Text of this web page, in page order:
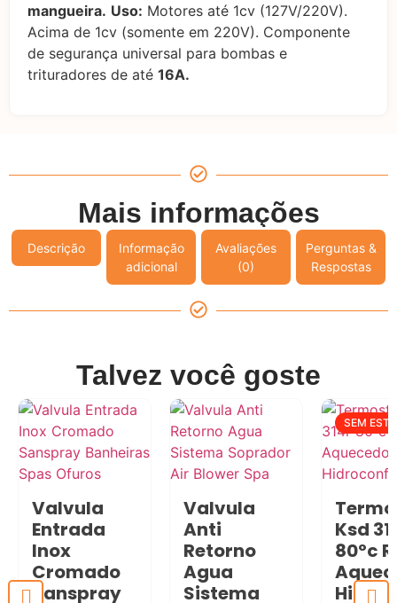
mangueira. Uso: Motores até 1cv (127V/220V).
Acima de 1cv (somente em 220V). Componente
de segurança universal para bombas e
trituradores de até 16A.
Mais informações
Descrição
Informação
adicional
Avaliações
(0)
Perguntas &
Respostas
Talvez você goste
Valvula
Entrada
Inox
Cromado
Sanspray
Valvula
Anti
Retorno
Agua
Sistema
SEM
Ksd
80ºc